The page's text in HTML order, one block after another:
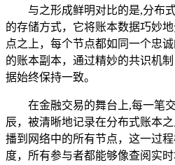
与之形成鲜明对比的是,分布
的存储方式，它将账本数据巧妙
点之上，每个节点都如同一个忠
的账本副本，通过精妙的共识机
据始终保持一致。
在金融交易的舞台上,每一笔
辰，被清晰地记录在分布式账本
播到网络中的所有节点，这一过
度，所有参与者都能够像查阅实